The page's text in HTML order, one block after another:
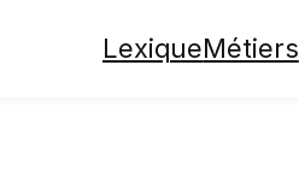
LexiqueMétiers